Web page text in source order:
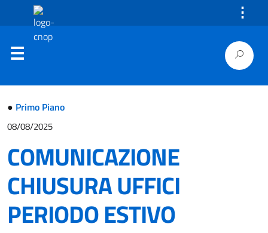
⋮
● Primo Piano
08/08/2025
COMUNICAZIONE
CHIUSURA UFFICI
PERIODO ESTIVO